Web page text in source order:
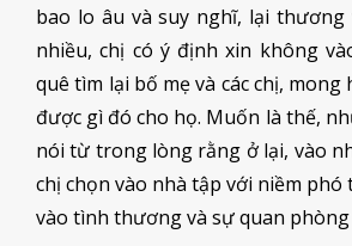
bao lo âu và suy nghĩ, lại thương
nhiều, chị có ý định xin không
quê tìm lại bố mẹ và các chị, mong
được gì đó cho họ. Muốn là thế,
nói từ trong lòng rằng ở lại, vào
chị chọn vào nhà tập với niềm
vào tình thương và sự quan phòng